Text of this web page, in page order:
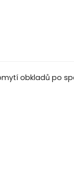
obkladů po